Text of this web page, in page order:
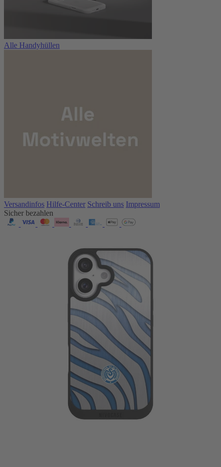
Alle Handyhüllen
Versandinfos Hilfe-Center Schreib uns Impressum
Sicher bezahlen